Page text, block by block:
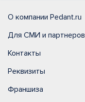
О компании Pedant.ru
Для СМИ и партнеров
Контакты
Реквизиты
Франшиза